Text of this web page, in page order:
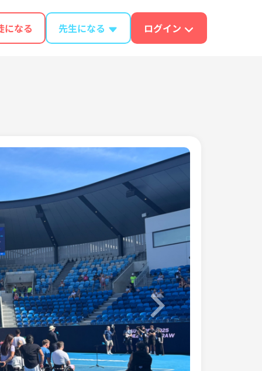
になる 先生になる ログイン
Next